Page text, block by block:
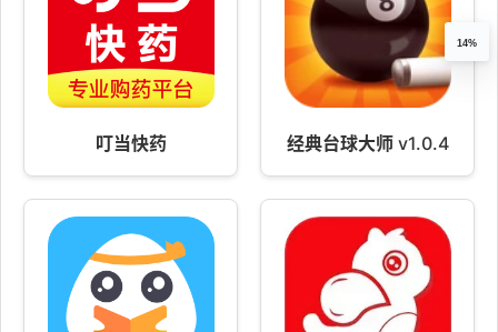
叮当快药 经典台球大师 v1.0.4
14%